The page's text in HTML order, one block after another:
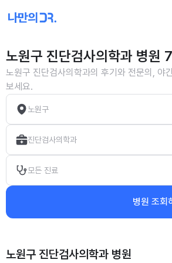
노원구 진단검사의학과 병
노원구 진단검사의학과의 후기와 전문의, 야
보세요.
노원구
진단검사의학과
모든 진료
병원 조회
노원구 진단검사의학과 병원